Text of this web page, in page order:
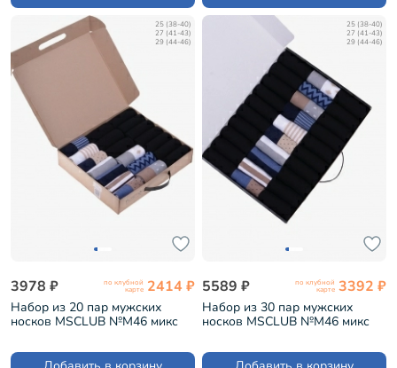
25 (38-40)
27 (41-43)
29 (44-46)
3978 ₽ по клубной
карте 2414 ₽
Набор из 20 пар мужских
носков MSCLUB №М46 микс
25 (38-40)
27 (41-43)
29 (44-46)
5589 ₽ по клубной
карте 3392 ₽
Набор из 30 пар мужских
носков MSCLUB №М46 микс